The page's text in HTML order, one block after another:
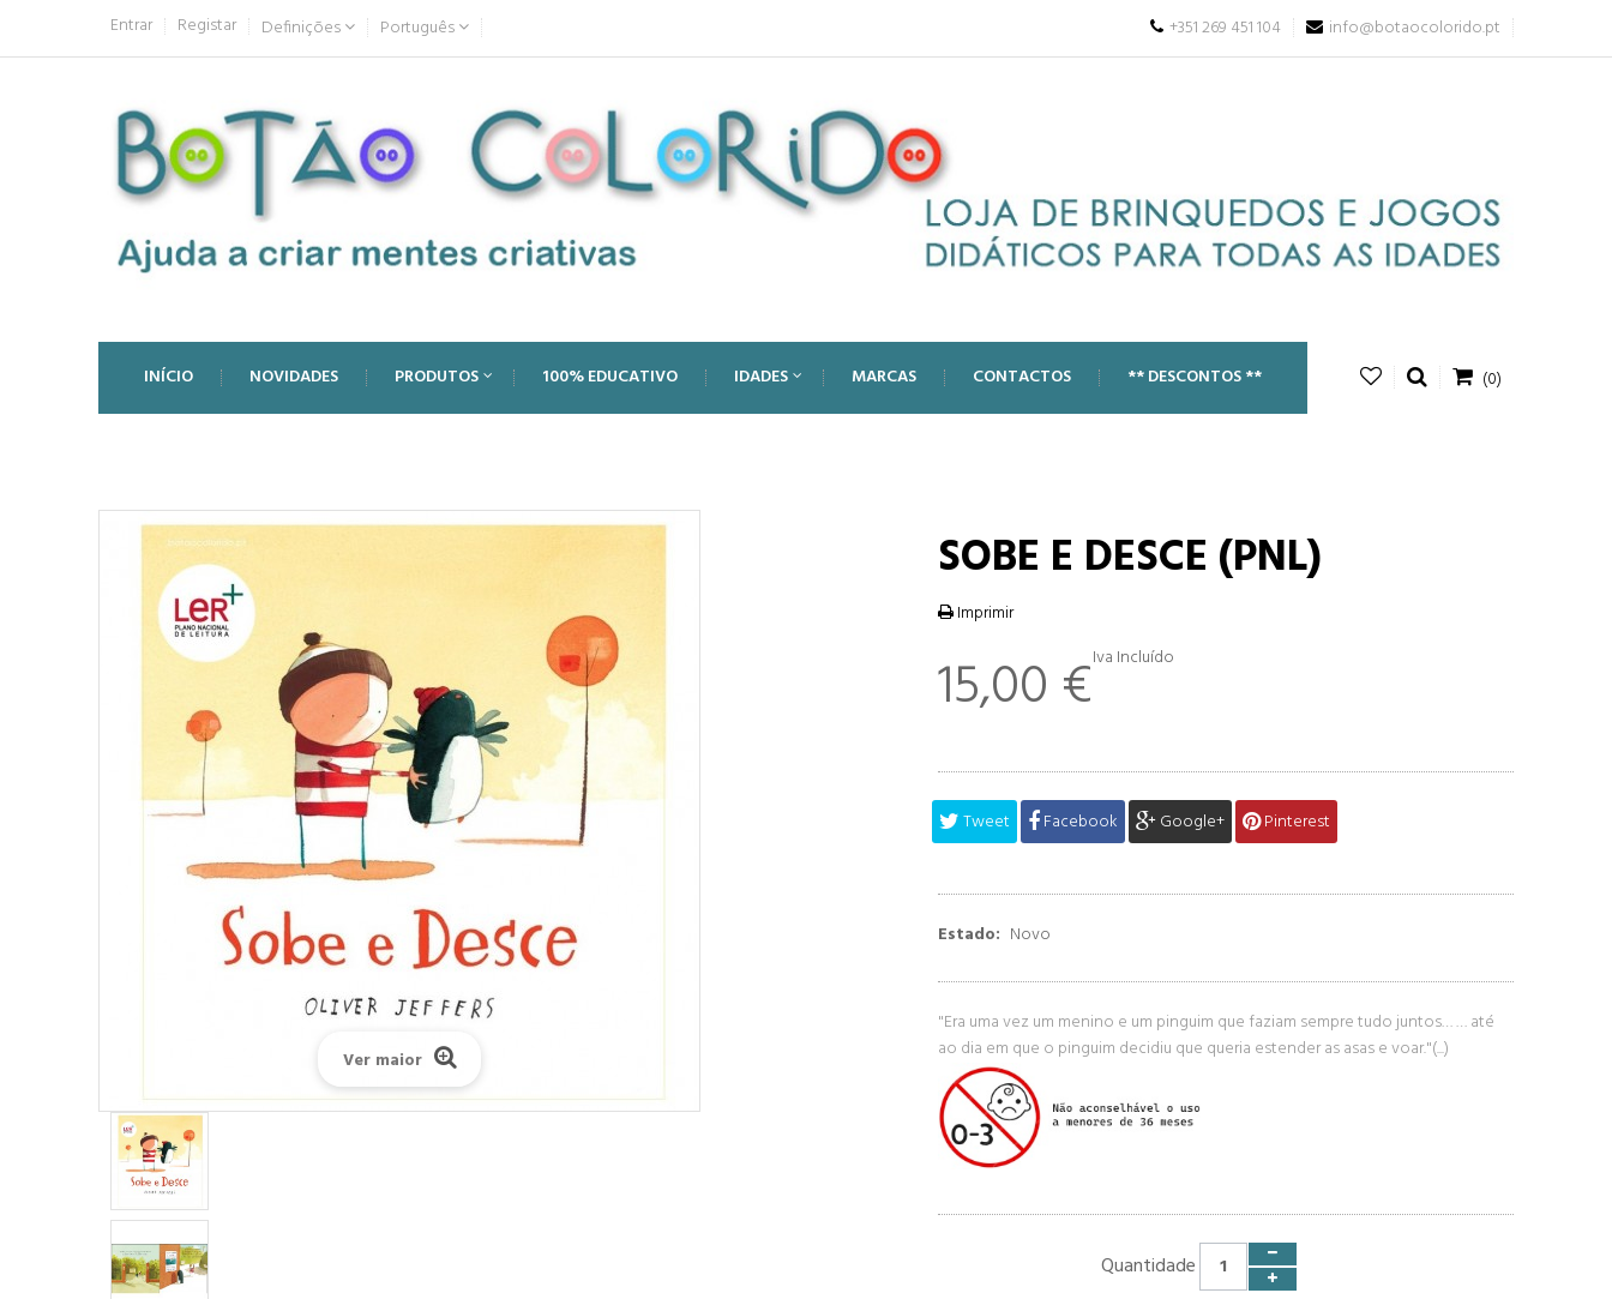
Entrar Registar Definições +351 269 451 104 info@botaocolorido.pt
Português
INÍCIO NOVIDADES PRODUTOS 100% EDUCATIVO IDADES MARCAS CONTACTOS ** DESCONTOS ** (0)
Ver maior
SOBE E DESCE (PNL)
Imprimir
15,00 €Iva Incluído
Tweet Facebook Google+ Pinterest
Estado: Novo
"Era uma vez um menino e um pinguim que faziam sempre tudo juntos… … até
ao dia em que o pinguim decidiu que queria estender as asas e voar."(...)
Quantidade